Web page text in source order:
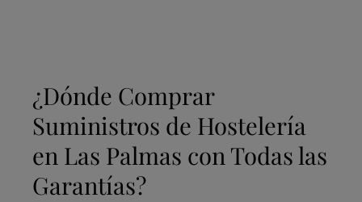
¿Dónde Comprar
Suministros de Hostelería
en Las Palmas con Todas las
Garantías?